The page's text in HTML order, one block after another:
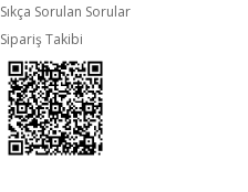
Sıkça Sorulan Sorular
Sipariş Takibi